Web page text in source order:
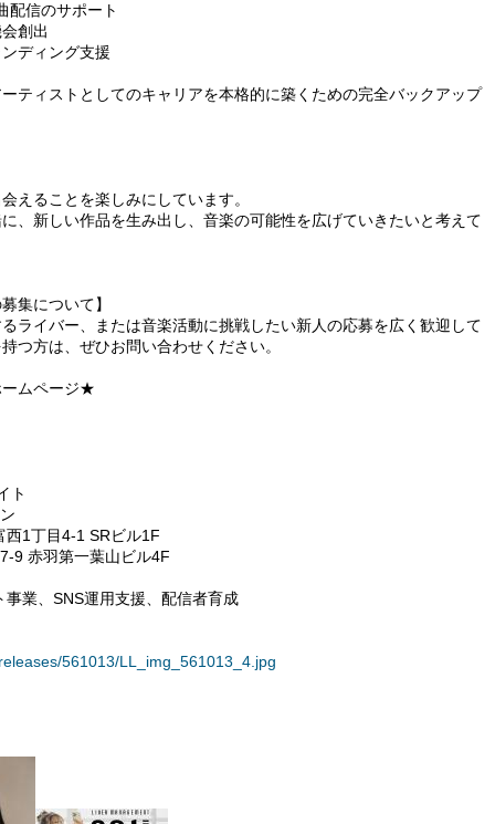
配信のサポート
創出
ディング支援
ティストとしてのキャリアを本格的に築くための完全バックアップ
えることを楽しみにしています。
、新しい作品を生み出し、音楽の可能性を広げていきたいと考えて
集について】
ライバー、または音楽活動に挑戦したい新人の応募を広く歓迎して
つ方は、ぜひお問い合わせください。
ームページ★
ト
西1丁目4-1 SRビル1F
9 赤羽第一葉山ビル4F
業、SNS運用支援、配信者育成
561013/LL_img_561013_4.jpg